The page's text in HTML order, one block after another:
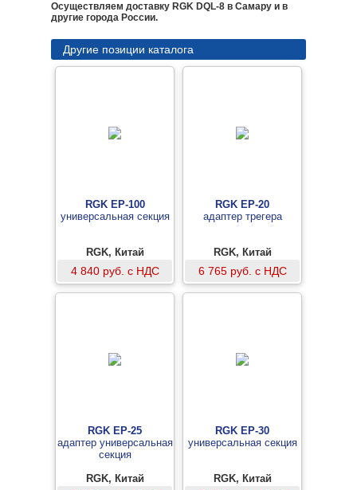
Осуществляем доставку RGK DQL-8 в Самару и в
другие города России.
Другие позиции каталога
RGK EP-100
универсальная секция
RGK, Китай
4 840 руб. с НДС
RGK EP-20
адаптер трегера
RGK, Китай
6 765 руб. с НДС
RGK EP-25
адаптер универсальная
секция
RGK, Китай
RGK EP-30
универсальная секция
RGK, Китай